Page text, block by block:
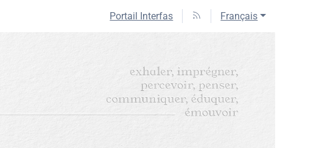
Portail Interfas Français